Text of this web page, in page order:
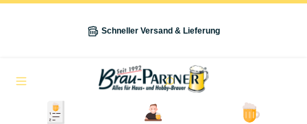
Schneller Versand & Lieferung